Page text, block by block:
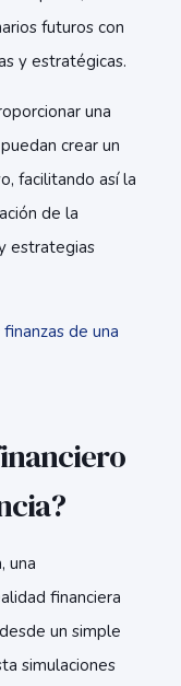
futuros con
y estratégicas.
una
crear un
facilitando así la
de la
estrategias
de una
una
financiera
un simple
simulaciones